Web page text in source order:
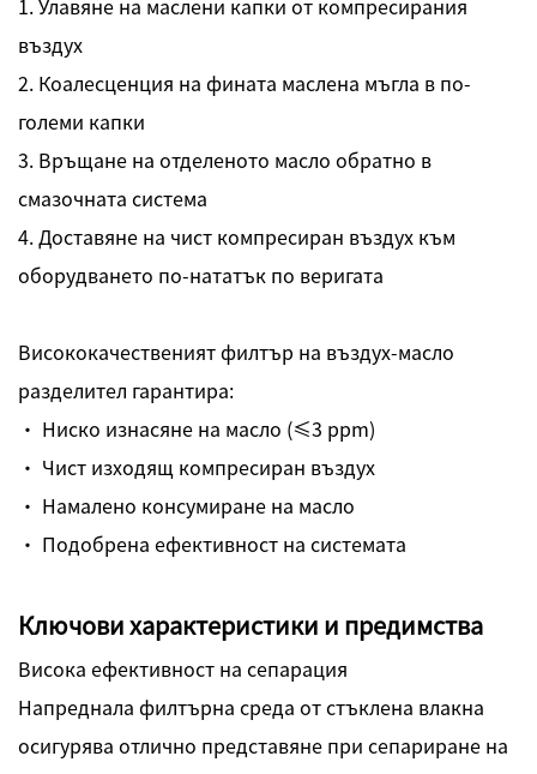
въздух
2. Коалесценция на фината маслена мъгла в по-
големи капки
3. Връщане на отделеното масло обратно в
смазочната система
4. Доставяне на чист компресиран въздух към
оборудването по-нататък по веригата
Висококачественият филтър на въздух-масло
разделител гарантира:
· Ниско изнасяне на масло (≤3 ppm)
· Чист изходящ компресиран въздух
· Намалено консумиране на масло
· Подобрена ефективност на системата
Ключови характеристики и предимства
Висока ефективност на сепарация
Напреднала филтърна среда от стъклена влакна
осигурява отлично представяне при сепариране на